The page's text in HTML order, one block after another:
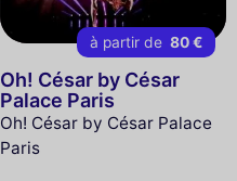
à partir de 80 €
Oh! César by César
Palace Paris
Oh! César by César Palace
Paris